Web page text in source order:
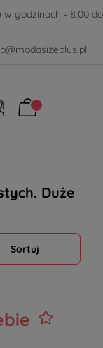
w godzinach - 8:00 do
Duże
Sortuj